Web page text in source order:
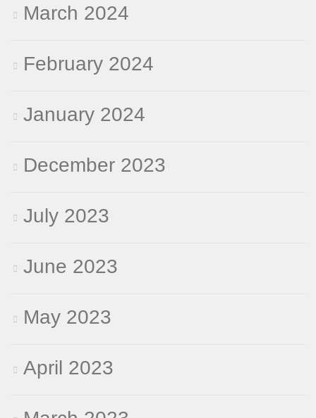
March 2024
February 2024
January 2024
December 2023
July 2023
June 2023
May 2023
April 2023